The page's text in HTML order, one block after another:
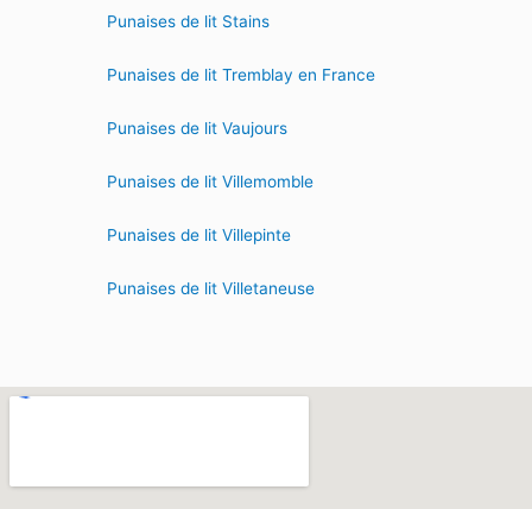
Punaises de lit Stains
Punaises de lit Tremblay en France
Punaises de lit Vaujours
Punaises de lit Villemomble
Punaises de lit Villepinte
Punaises de lit Villetaneuse